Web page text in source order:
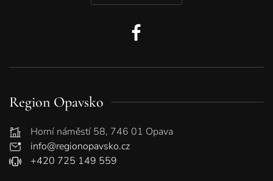
Region Opavsko
Horní náměstí 58, 746 01 Opava
info@regionopavsko.cz
+420 725 149 559